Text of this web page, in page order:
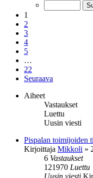
1
2
3
4
5
…
22
Seuraava
Aiheet
Vastaukset
Luettu
Uusin viesti
Pispalan toimijoiden
Kirjoittaja Mikkoli »
6 Vastaukset
121970 Luettu
Uusin viesti